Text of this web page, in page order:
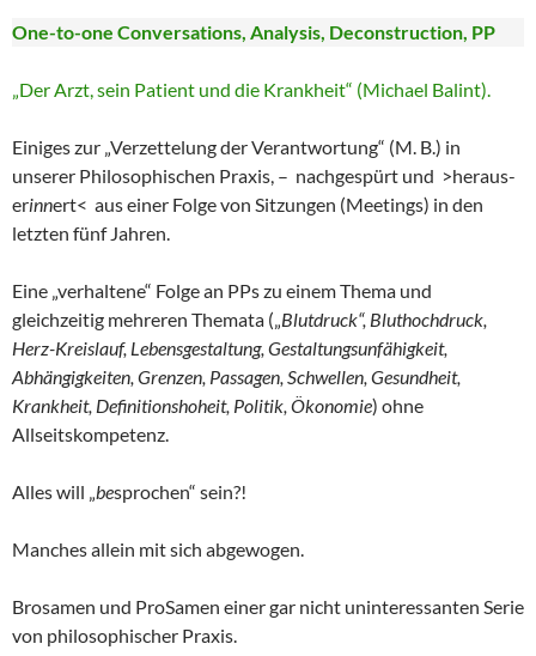
One-to-one Conversations, Analysis, Deconstruction, PP
„Der Arzt, sein Patient und die Krankheit“ (Michael Balint).
Einiges zur „Verzettelung der Verantwortung“ (M. B.) in
unserer Philosophischen Praxis, – nachgespürt und >heraus-
erinnert< aus einer Folge von Sitzungen (Meetings) in den
letzten fünf Jahren.
Eine „verhaltene“ Folge an PPs zu einem Thema und
gleichzeitig mehreren Themata („Blutdruck“, Bluthochdruck,
Herz-Kreislauf, Lebensgestaltung, Gestaltungsunfähigkeit,
Abhängigkeiten, Grenzen, Passagen, Schwellen, Gesundheit,
Krankheit, Definitionshoheit, Politik, Ökonomie) ohne
Allseitskompetenz.
Alles will „besprochen“ sein?!
Manches allein mit sich abgewogen.
Brosamen und ProSamen einer gar nicht uninteressanten Serie
von philosophischer Praxis.